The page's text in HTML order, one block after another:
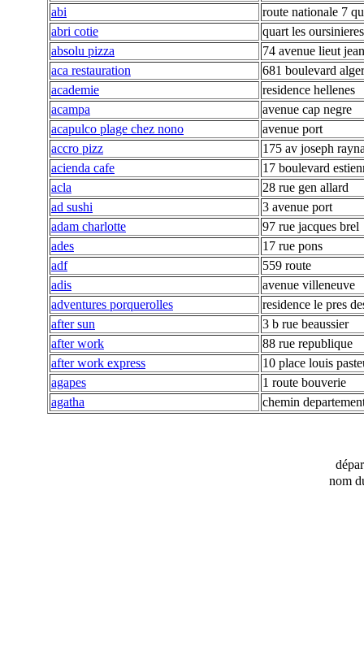
abi
route nationale 7
abri cotie
quart les
absolu pizza
74 avenue lieut
aca restauration
681 boulevard alger
academie
residence hellenes
acampa
avenue cap negre
acapulco plage chez nono
avenue port
accro pizz
175 av joseph
acienda cafe
17 boulevard
acla
28 rue gen allard
ad sushi
3 avenue port
adam charlotte
97 rue jacques brel
ades
17 rue pons
adf
559 route
adis
avenue villeneuve
adventures porquerolles
residence le pres
after sun
3 b rue beaussier
after work
88 rue republique
after work express
10 place louis
agapes
1 route bouverie
agatha
chemin
nom